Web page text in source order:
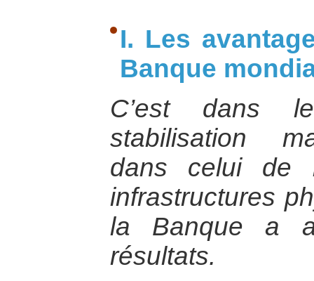
I. Les
Banque
C’est dans
stabilisation
dans celui de
infrastructures
la Banque a
résultats.